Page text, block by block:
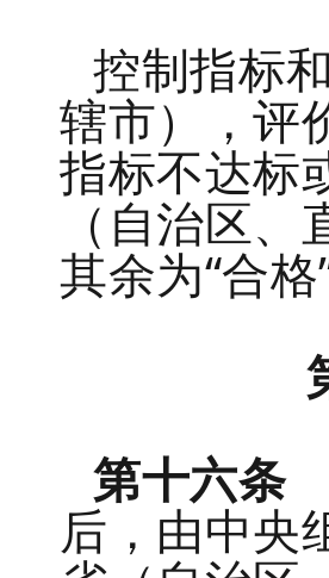
控制指标
辖市），评
指标不达标
（自治区
其余为“合格”
第十六条
后，由中央